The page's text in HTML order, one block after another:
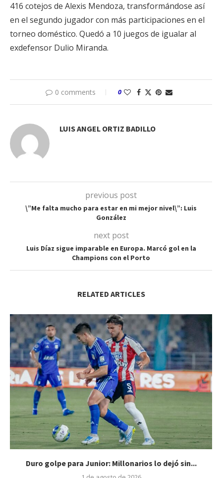
416 cotejos de Alexis Mendoza, transformándose así
en el segundo jugador con más participaciones en el
torneo doméstico. Quedó a 10 juegos de igualar al
exdefensor Dulio Miranda.
0 comments 0
LUIS ANGEL ORTIZ BADILLO
previous post
\”Me falta mucho para estar en mi mejor nivel\”: Luis
González
next post
Luis Díaz sigue imparable en Europa. Marcó gol en la
Champions con el Porto
RELATED ARTICLES
Duro golpe para Junior: Millonarios lo dejó sin...